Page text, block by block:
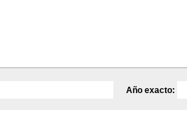
Año exacto: